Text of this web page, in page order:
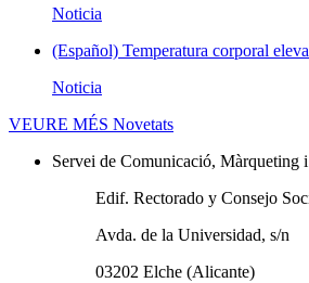
Noticia
(Español) Temperatura corporal
Noticia
VEURE MÉS Novetats
Servei de Comunicació, Màrqueting
Edif. Rectorado y Consejo
Avda. de la Universidad, s/n
03202 Elche (Alicante)